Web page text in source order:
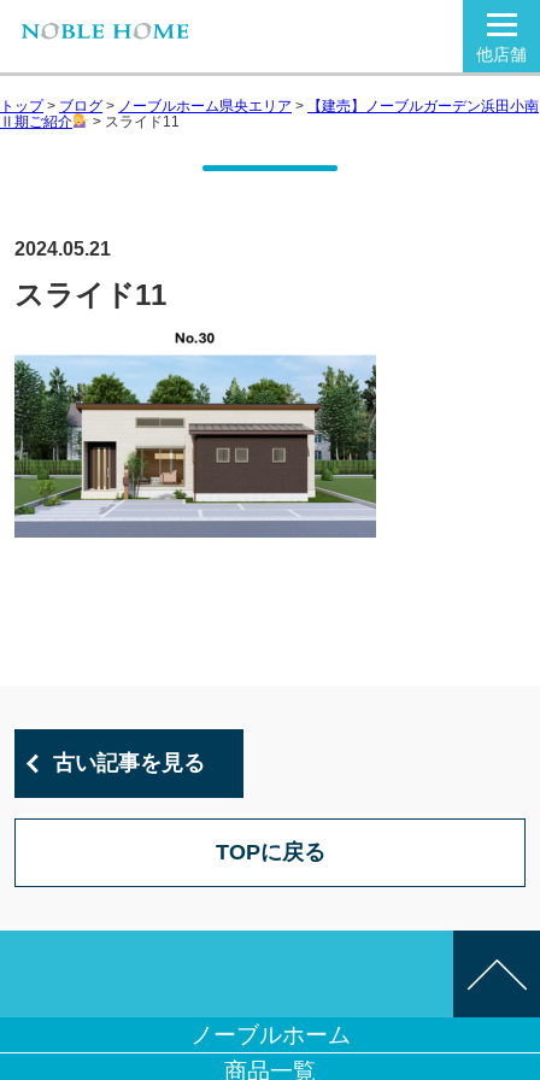
他店舗
トップ> ブログ > ノーブルホーム県央エリア >
【建売】ノーブルガーデン浜田小南
Ⅱ期ご紹介
> スライド11
2024.05.21
スライド11
古い記事を見る
TOPに戻る
ノーブルホーム
商品一覧